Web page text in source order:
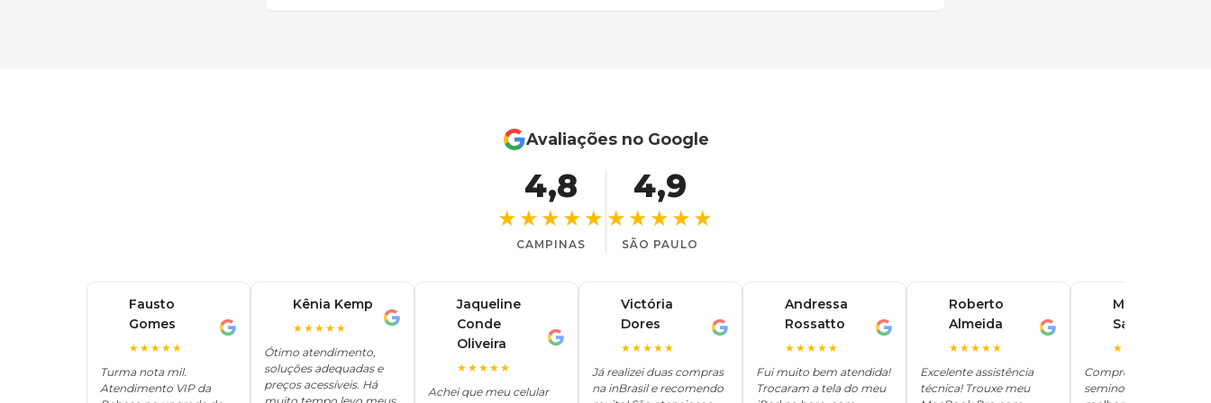
Avaliações no Google
4,8
★★★★★
CAMPINAS
4,9
★★★★★
SÃO PAULO
Fausto
Gomes
★★★★★
Turma nota mil.
Atendimento VIP da
Kênia Kemp
★★★★★
Ótimo atendimento,
soluções adequadas e
preços acessíveis. Há
Jaqueline
Conde
Oliveira
★★★★★
Achei que meu celular
Victória
Dores
★★★★★
Já realizei duas compras
na inBrasil e recomendo
Andressa
Rossatto
★★★★★
Fui muito bem atendida!
Trocaram a tela do meu
Roberto
Almeida
★★★★★
Excelente assistência
técnica! Trouxe meu
Marina
Santos
★★★★★
Comprei um iPhone
seminovo aqui e ficou